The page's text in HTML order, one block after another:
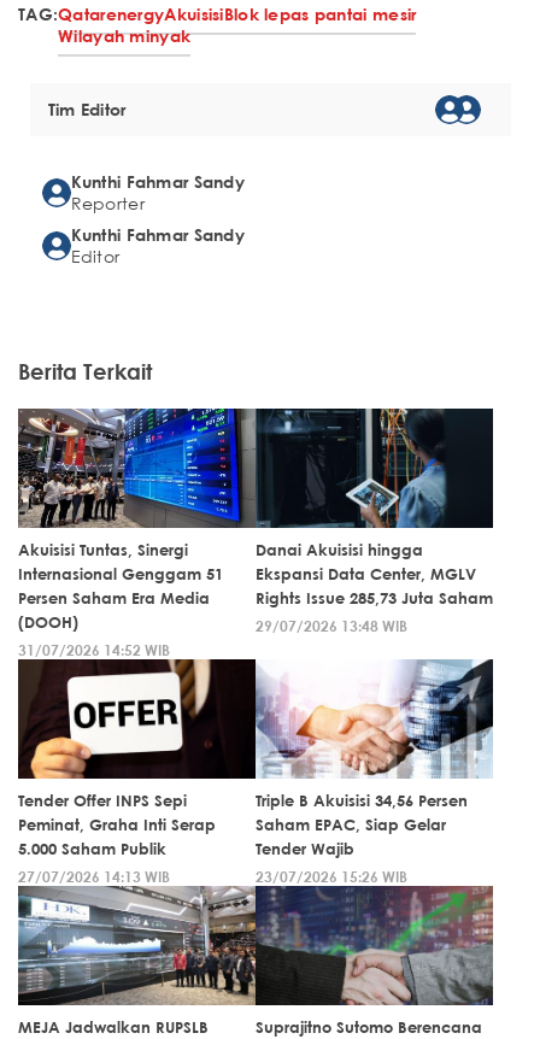
TAG:QatarenergyAkuisisiBlok lepas pantai mesir
Wilayah minyak
Tim Editor
Kunthi Fahmar Sandy
Reporter
Kunthi Fahmar Sandy
Editor
Berita Terkait
Akuisisi Tuntas, Sinergi
Internasional Genggam 51
Persen Saham Era Media
(DOOH)
31/07/2026 14:52 WIB
Danai Akuisisi hingga
Ekspansi Data Center, MGLV
Rights Issue 285,73 Juta Saham
29/07/2026 13:48 WIB
Tender Offer INPS Sepi
Peminat, Graha Inti Serap
5.000 Saham Publik
27/07/2026 14:13 WIB
Triple B Akuisisi 34,56 Persen
Saham EPAC, Siap Gelar
Tender Wajib
23/07/2026 15:26 WIB
MEJA Jadwalkan RUPSLB
Suprajitno Sutomo Berencana